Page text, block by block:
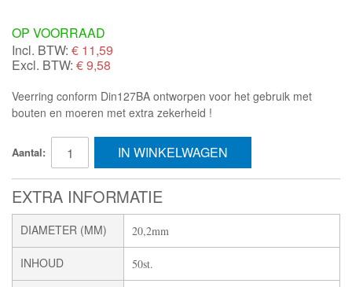
OP VOORRAAD
Incl. BTW: € 11,59
Excl. BTW: € 9,58
Veerring conform Din127BA ontworpen voor het gebruik met
bouten en moeren met extra zekerheid !
Aantal: IN WINKELWAGEN
EXTRA INFORMATIE
DIAMETER (MM) 20,2mm
INHOUD 50st.